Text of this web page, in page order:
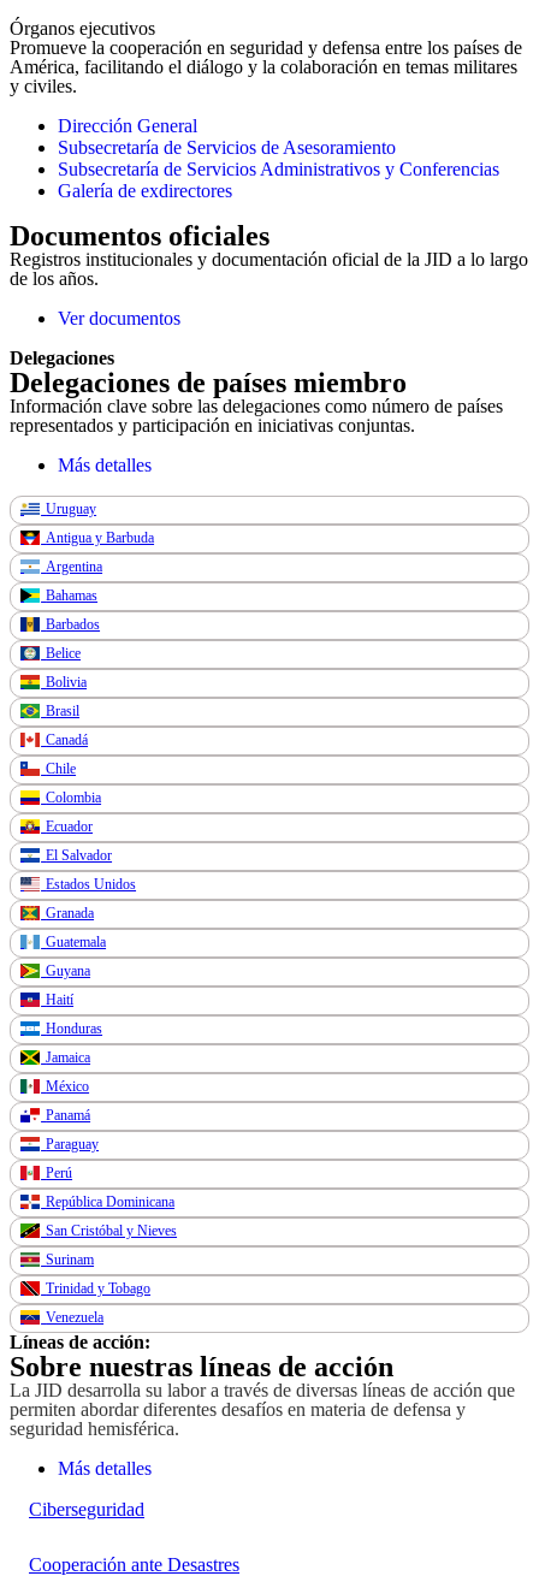
Órganos ejecutivos
Promueve la cooperación en seguridad y defensa entre los países de
América, facilitando el diálogo y la colaboración en temas militares
y civiles.
Dirección General
Subsecretaría de Servicios de Asesoramiento
Subsecretaría de Servicios Administrativos y Conferencias
Galería de exdirectores
Documentos oficiales
Registros institucionales y documentación oficial de la JID a lo largo
de los años.
Ver documentos
Delegaciones
Delegaciones de países miembro
Información clave sobre las delegaciones como número de países
representados y participación en iniciativas conjuntas.
Más detalles
Uruguay
Antigua y Barbuda
Argentina
Bahamas
Barbados
Belice
Bolivia
Brasil
Canadá
Chile
Colombia
Ecuador
El Salvador
Estados Unidos
Granada
Guatemala
Guyana
Haití
Honduras
Jamaica
México
Panamá
Paraguay
Perú
República Dominicana
San Cristóbal y Nieves
Surinam
Trinidad y Tobago
Venezuela
Líneas de acción:
Sobre nuestras líneas de acción
La JID desarrolla su labor a través de diversas líneas de acción que
permiten abordar diferentes desafíos en materia de defensa y
seguridad hemisférica.
Más detalles
Ciberseguridad
Cooperación ante Desastres